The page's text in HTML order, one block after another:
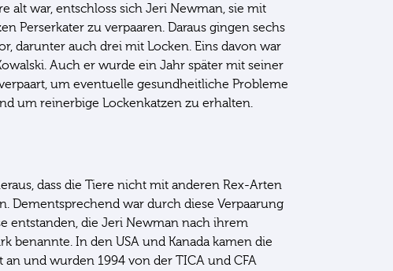
alt war, entschloss sich Jeri Newman, sie mit
Perserkater zu verpaaren. Daraus gingen sechs
darunter auch drei mit Locken. Eins davon war
Auch er wurde ein Jahr später mit seiner
um eventuelle gesundheitliche Probleme
um reinerbige Lockenkatzen zu erhalten.
dass die Tiere nicht mit anderen Rex-Arten
Dementsprechend war durch diese Verpaarung
entstanden, die Jeri Newman nach ihrem
benannte. In den USA und Kanada kamen die
an und wurden 1994 von der TICA und CFA